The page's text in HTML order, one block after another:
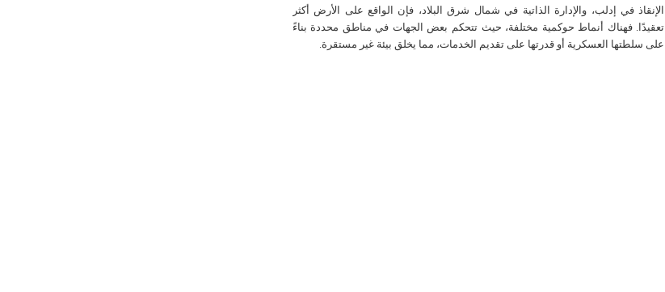
الإنقاذ في إدلب، والإدارة الذاتية في شمال شرق البلاد، فإن الواقع على الأرض أكثر
تعقيدًا. فهناك أنماط حوكمية مختلفة، حيث تتحكم بعض الجهات في مناطق محددة بناءً
على سلطتها العسكرية أو قدرتها على تقديم الخدمات، مما يخلق بيئة غير مستقرة.